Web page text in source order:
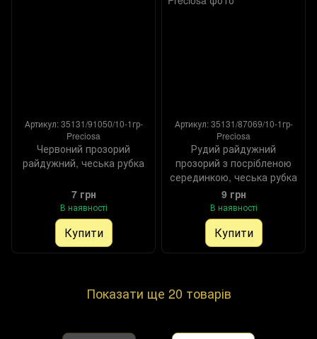
Артикул: 35131/91050/10-1гр-
Preciosa
Червоний прозорий
райдужний, чеська рубка
7 грн
В наявності
Купити
Артикул: 35131/87069/10-1гр-
Preciosa
Рудий райдужний
прозорий з посрібленою
серединкою, чеська рубка
9 грн
В наявності
Купити
Показати ще 20 товарів